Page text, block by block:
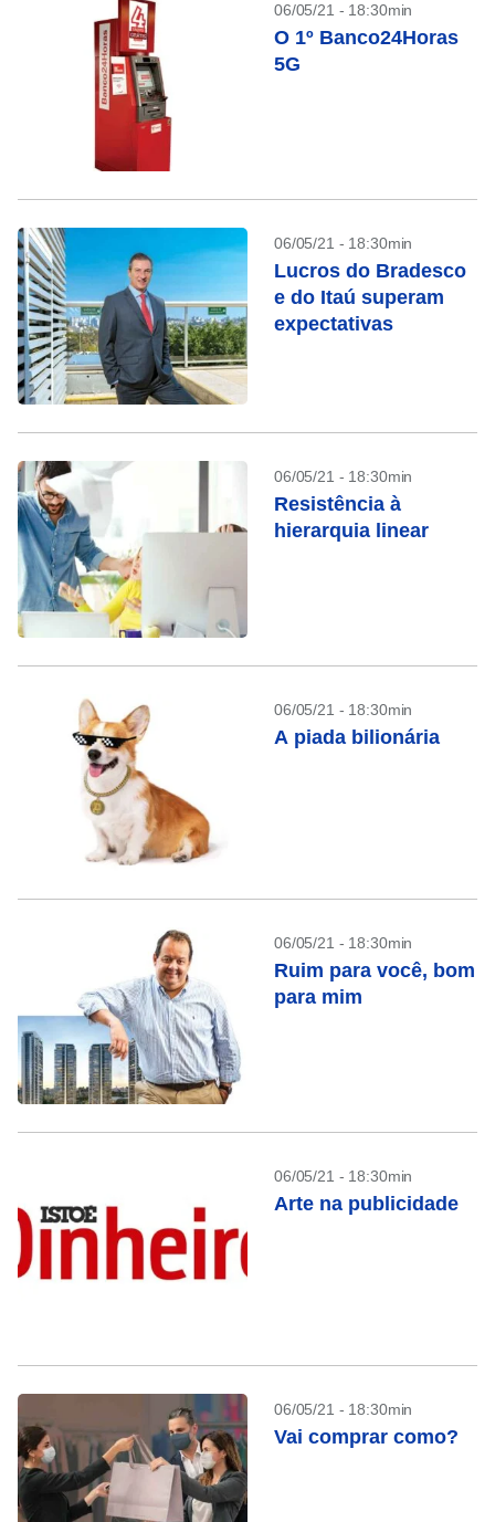
06/05/21 - 18:30min
O 1º Banco24Horas
5G
06/05/21 - 18:30min
Lucros do Bradesco
e do Itaú superam
expectativas
06/05/21 - 18:30min
Resistência à
hierarquia linear
06/05/21 - 18:30min
A piada bilionária
06/05/21 - 18:30min
Ruim para você, bom
para mim
06/05/21 - 18:30min
Arte na publicidade
06/05/21 - 18:30min
Vai comprar como?